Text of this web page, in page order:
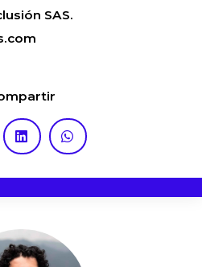
SAS.